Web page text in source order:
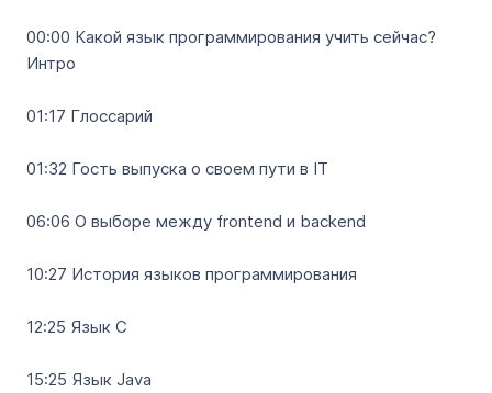
00:00 Какой язык программирования учить сейчас?
Интро
01:17 Глоссарий
01:32 Гость выпуска о своем пути в IT
06:06 О выборе между frontend и backend
10:27 История языков программирования
12:25 Язык C
15:25 Язык Java